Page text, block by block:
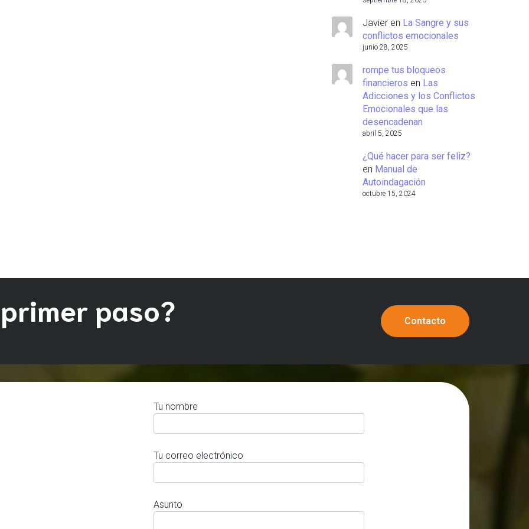
Javier en La Sangre y sus
conflictos emocionales
junio 28, 2025
rompe tus bloqueos
financieros en Las
Adicciones y los Conflictos
Emocionales que las
desencadenan
abril 5, 2025
¿Qué hacer para ser feliz?
en Manual de
Autoindagación
octubre 15, 2024
paso? Contacto
Tu nombre
Tu correo electrónico
Asunto